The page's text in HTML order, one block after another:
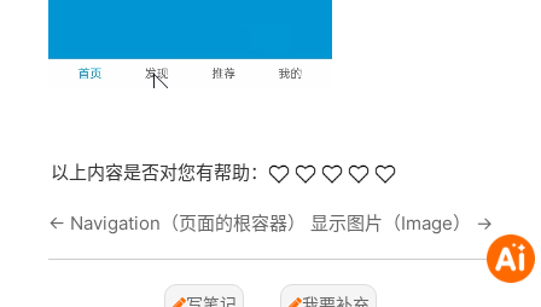
以上内容是否对您有帮助：
← Navigation（页面的根容器） 显示图片（Image） →